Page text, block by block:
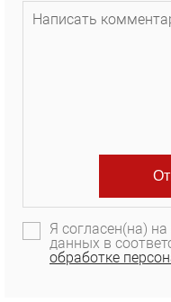
Я согласен(на)
данных в
обработке